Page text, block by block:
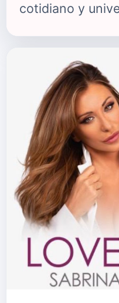
cotidiano y
incapacidad de
plenamente al
Head” nace
incómodo
corazón no
acuerdo. La
interpretación
mezcla de
que damos